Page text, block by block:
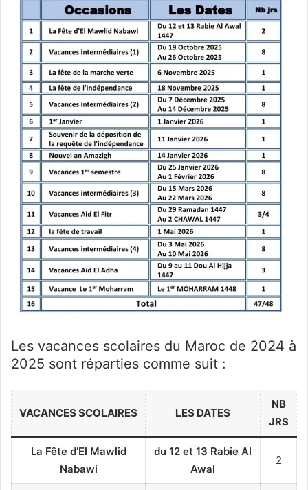
Les vacances scolaires du Maroc de 2024 à
2025 sont réparties comme suit :
NB
JRS
LES DATES
VACANCES SCOLAIRES
2
du 12 et 13 Rabie Al
Awal
La Fête d’El Mawlid
Nabawi